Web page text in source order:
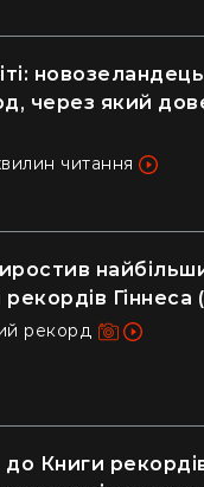
через який
читання
Гіннеса
рекорд
Книги